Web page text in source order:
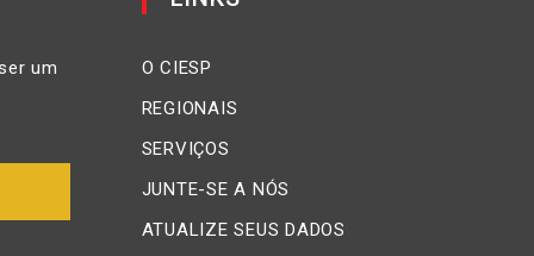
um
O CIESP
REGIONAIS
SERVIÇOS
JUNTE-SE A NÓS
ATUALIZE SEUS DADOS